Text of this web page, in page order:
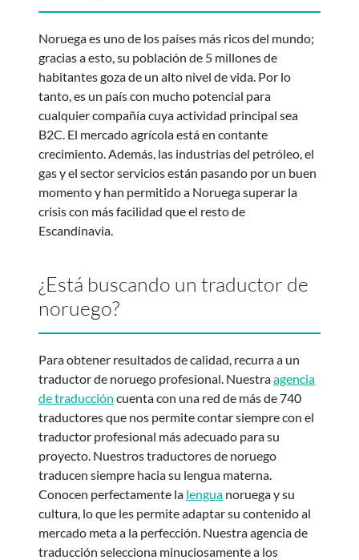
Noruega es uno de los países más ricos del mundo;
gracias a esto, su población de 5 millones de
habitantes goza de un alto nivel de vida. Por lo
tanto, es un país con mucho potencial para
cualquier compañía cuya actividad principal sea
B2C. El mercado agrícola está en contante
crecimiento. Además, las industrias del petróleo, el
gas y el sector servicios están pasando por un buen
momento y han permitido a Noruega superar la
crisis con más facilidad que el resto de
Escandinavia.
¿Está buscando un traductor de
noruego?
Para obtener resultados de calidad, recurra a un
traductor de noruego profesional. Nuestraagencia
de traducción cuenta con una red de más de 740
traductores que nos permite contar siempre con el
traductor profesional más adecuado para su
proyecto. Nuestros traductores de noruego
traducen siempre hacia su lengua materna.
Conocen perfectamente la lengua noruega y su
cultura, lo que les permite adaptar su contenido al
mercado meta a la perfección. Nuestra agencia de
traducción selecciona minuciosamente a los